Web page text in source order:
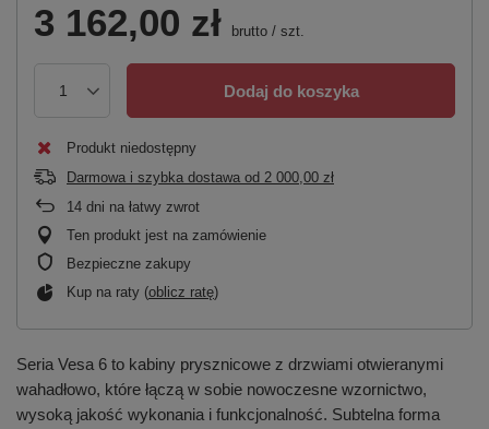
3 162,00 zł brutto / szt.
Dodaj do koszyka
Produkt niedostępny
Darmowa i szybka dostawa od 2 000,00 zł
14 dni na łatwy zwrot
Ten produkt jest na zamówienie
Bezpieczne zakupy
Kup na raty (oblicz ratę)
Seria Vesa 6 to kabiny prysznicowe z drzwiami otwieranymi
wahadłowo, które łączą w sobie nowoczesne wzornictwo,
wysoką jakość wykonania i funkcjonalność. Subtelna forma